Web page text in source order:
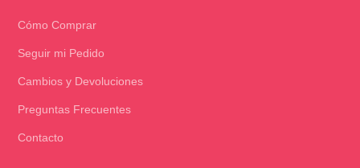
Cómo Comprar
Seguir mi Pedido
Cambios y Devoluciones
Preguntas Frecuentes
Contacto